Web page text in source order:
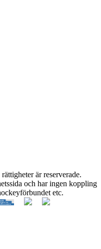
är reserverade.
och har ingen koppling
etc.